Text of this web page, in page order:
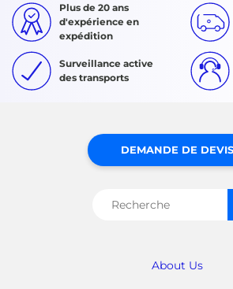
Plus de 20 ans
d'expérience en
expédition
Surveillance active
des transports
About Us
DEMANDE DE DEVIS
Rechercher :